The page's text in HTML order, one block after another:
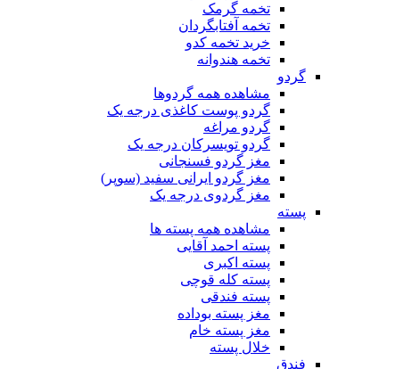
تخمه گرمک
تخمه آفتابگردان
خرید تخمه کدو
تخمه هندوانه
گردو
مشاهده همه گردوها
گردو پوست کاغذی درجه یک
گردو مراغه
گردو تویسرکان درجه یک
مغز گردو فسنجانی
مغز گردو ایرانی سفید (سوپر)
مغز گردوی درجه یک
پسته
مشاهده همه پسته ها
پسته احمد آقایی
پسته اکبری
پسته کله قوچی
پسته فندقی
مغز پسته بوداده
مغز پسته خام
خلال پسته
فندق